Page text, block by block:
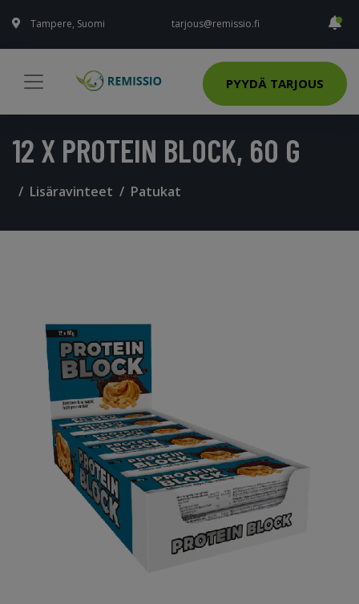
Tampere, Suomi tarjous@remissio.fi
PYYDÄ TARJOUS
12 X PROTEIN BLOCK, 60 G
Lisäravinteet Patukat